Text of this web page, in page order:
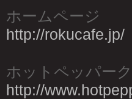
ホームページ
http://rokucafe.jp/
ホットペッパー
http://